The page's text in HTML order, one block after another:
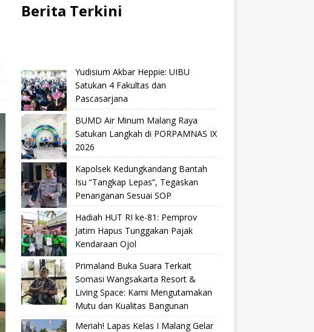
Berita Terkini
Yudisium Akbar Heppie: UIBU
Satukan 4 Fakultas dan
Pascasarjana
BUMD Air Minum Malang Raya
Satukan Langkah di PORPAMNAS IX
2026
Kapolsek Kedungkandang Bantah
Isu “Tangkap Lepas”, Tegaskan
Penanganan Sesuai SOP
Hadiah HUT RI ke-81: Pemprov
Jatim Hapus Tunggakan Pajak
Kendaraan Ojol
Primaland Buka Suara Terkait
Somasi Wangsakarta Resort &
Living Space: Kami Mengutamakan
Mutu dan Kualitas Bangunan
Meriah! Lapas Kelas I Malang Gelar